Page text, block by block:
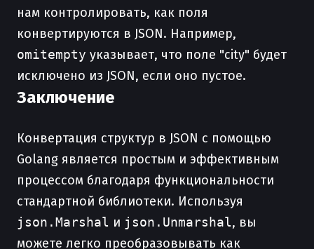
нам контролировать, как поля
конвертируются в JSON. Например,
omitempty указывает, что поле "city" будет
исключено из JSON, если оно пустое.
Заключение
Конвертация структур в JSON с помощью
Golang является простым и эффективным
процессом благодаря функциональности
стандартной библиотеки. Используя
json.Marshal и json.Unmarshal, вы
можете легко преобразовывать как